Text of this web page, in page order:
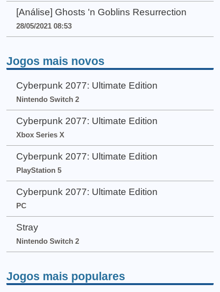
[Análise] Ghosts 'n Goblins Resurrection
28/05/2021 08:53
Jogos mais novos
Cyberpunk 2077: Ultimate Edition
Nintendo Switch 2
Cyberpunk 2077: Ultimate Edition
Xbox Series X
Cyberpunk 2077: Ultimate Edition
PlayStation 5
Cyberpunk 2077: Ultimate Edition
PC
Stray
Nintendo Switch 2
Jogos mais populares